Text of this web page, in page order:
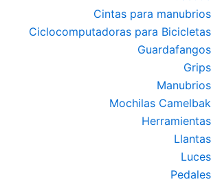
Cintas para manubrios
Ciclocomputadoras para Bicicletas
Guardafangos
Grips
Manubrios
Mochilas Camelbak
Herramientas
Llantas
Luces
Pedales